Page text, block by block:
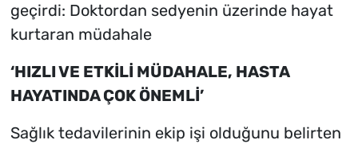
geçirdi: Doktordan sedyenin üzerinde hayat
kurtaran müdahale
‘HIZLI VE ETKİLİ MÜDAHALE, HASTA
HAYATINDA ÇOK ÖNEMLİ’
Sağlık tedavilerinin ekip işi olduğunu belirten